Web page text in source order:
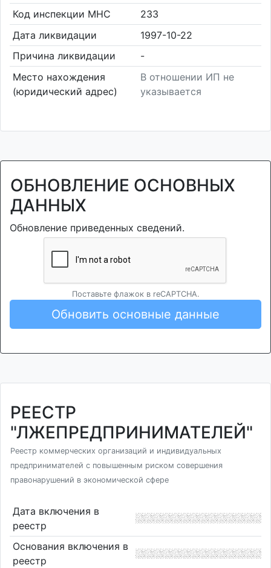
Код инспекции МНС
233
Дата ликвидации
1997-10-22
Причина ликвидации
-
Место нахождения
(юридический адрес)
В отношении ИП не
указывается
ОБНОВЛЕНИЕ ОСНОВНЫХ
ДАННЫХ
Обновление приведенных сведений.
Поставьте флажок в reCAPTCHA.
Обновить основные данные
РЕЕСТР
"ЛЖЕПРЕДПРИНИМАТЕЛЕЙ"
Реестр коммерческих организаций и индивидуальных
предпринимателей с повышенным риском совершения
правонарушений в экономической сфере
Дата включения в
реестр
Основания включения в
реестр